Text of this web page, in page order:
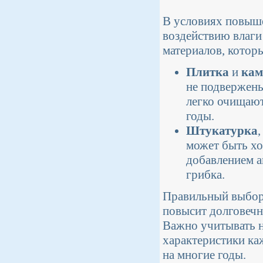
В условиях
воздействию
материалов,
Плитка и
не
легко
годы.
Штукатурка
может быть
добавлением
грибка.
Правильный выбор
повысит
Важно учитывать
характеристики
на многие годы.